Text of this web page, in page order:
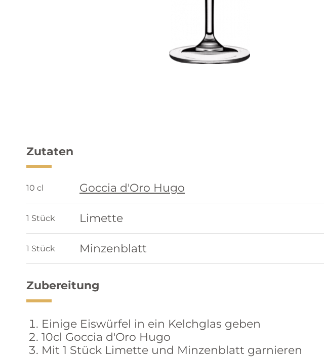
Zutaten
10 cl Goccia d'Oro Hugo
1 Stück Limette
1 Stück Minzenblatt
Zubereitung
Einige Eiswürfel in ein Kelchglas geben
10cl Goccia d'Oro Hugo
Mit 1 Stück Limette und Minzenblatt garnieren